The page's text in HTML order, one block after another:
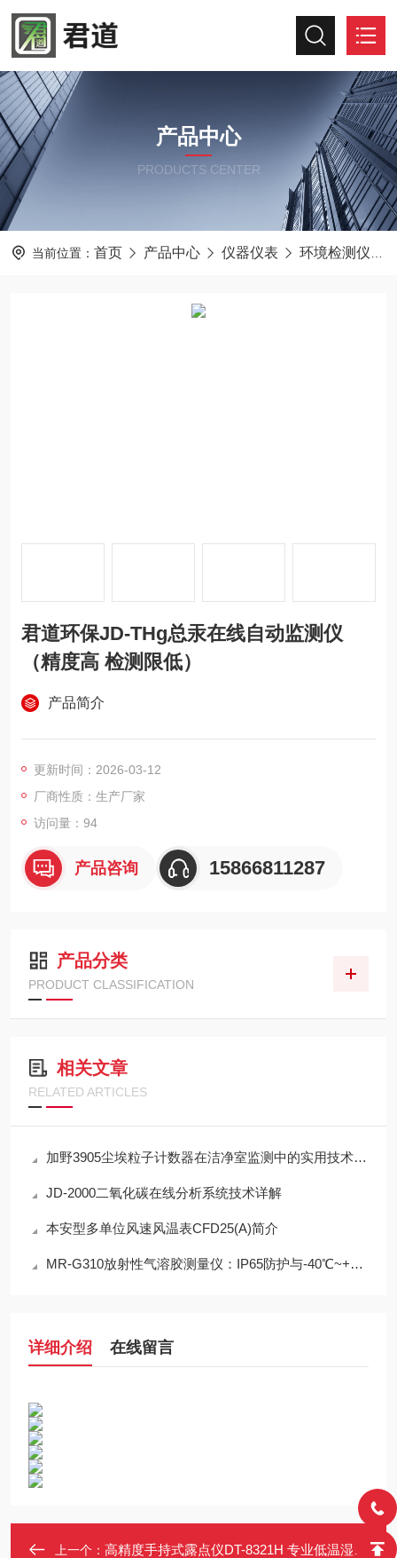
产品中心
PRODUCTS CENTER
当前位置： 首页 产品中心 仪器仪表 环境检测仪器
君道环保JD-THg总汞在线自动监测仪
（精度高 检测限低）
产品简介
更新时间：2026-03-12
厂商性质：生产厂家
访问量：94
产品咨询 15866811287
产品分类
PRODUCT CLASSIFICATION
相关文章
RELATED ARTICLES
加野3905尘埃粒子计数器在洁净室监测中的实用技术解析
JD-2000二氧化碳在线分析系统技术详解
本安型多单位风速风温表CFD25(A)简介
MR-G310放射性气溶胶测量仪：IP65防护与-40℃~+50℃宽温工作能力
详细介绍 在线留言
上一个： 高精度手持式露点仪DT-8321H 专业低温湿度测量-70~30°C